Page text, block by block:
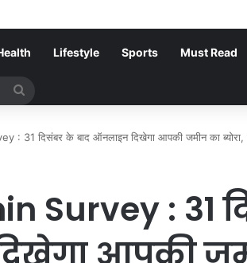
Lifestyle Sports Must Read
: 31 दिसंबर के बाद ऑनलाइन दिखेगा आपकी जमीन का ब्योरा,
Survey : 31